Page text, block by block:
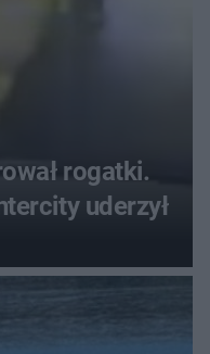
rogatki.
uderzył